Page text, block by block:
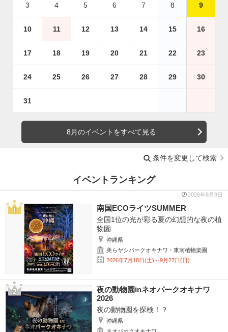
3 4 5 6 7 8 9
10 11 12 13 14 15 16
17 18 19 20 21 22 23
24 25 26 27 28 29 30
31
8月のイベントをすべて見る
条件を変更して検索
イベントランキング
2026年8月9日
南国ECOライツSUMMER
全国1位の光が彩る夏の幻想的な夜の植
物園
沖縄県
美らヤシパークオキナワ・東南植物楽園
2026年7月18日(土)～9月27日(日)
夜の動物園inネオパークオキナワ
2026
夜の動物園を探検！？
沖縄県